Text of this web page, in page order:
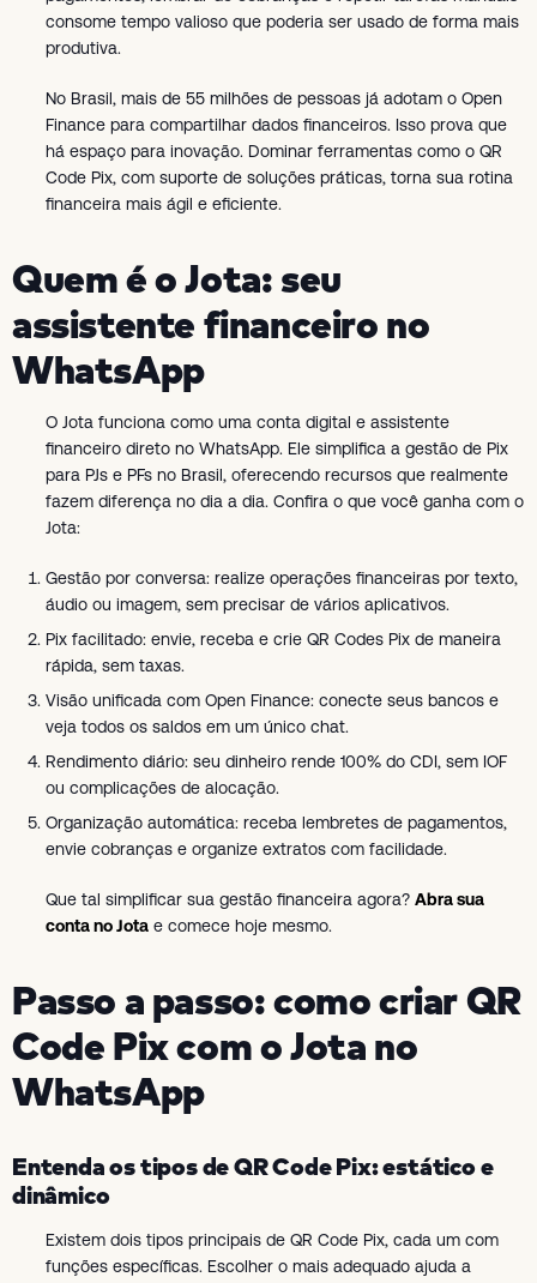
consome tempo valioso que poderia ser usado de forma mais
produtiva.
No Brasil, mais de 55 milhões de pessoas já adotam o Open
Finance para compartilhar dados financeiros. Isso prova que
há espaço para inovação. Dominar ferramentas como o QR
Code Pix, com suporte de soluções práticas, torna sua rotina
financeira mais ágil e eficiente.
Quem é o Jota: seu
assistente financeiro no
WhatsApp
O Jota funciona como uma conta digital e assistente
financeiro direto no WhatsApp. Ele simplifica a gestão de Pix
para PJs e PFs no Brasil, oferecendo recursos que realmente
fazem diferença no dia a dia. Confira o que você ganha com o
Jota:
Gestão por conversa: realize operações financeiras por texto,
áudio ou imagem, sem precisar de vários aplicativos.
Pix facilitado: envie, receba e crie QR Codes Pix de maneira
rápida, sem taxas.
Visão unificada com Open Finance: conecte seus bancos e
veja todos os saldos em um único chat.
Rendimento diário: seu dinheiro rende 100% do CDI, sem IOF
ou complicações de alocação.
Organização automática: receba lembretes de pagamentos,
envie cobranças e organize extratos com facilidade.
Que tal simplificar sua gestão financeira agora? Abra sua
conta no Jota e comece hoje mesmo.
Passo a passo: como criar QR
Code Pix com o Jota no
WhatsApp
Entenda os tipos de QR Code Pix: estático e
dinâmico
Existem dois tipos principais de QR Code Pix, cada um com
funções específicas. Escolher o mais adequado ajuda a